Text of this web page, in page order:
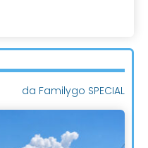
da Familygo SPECIAL